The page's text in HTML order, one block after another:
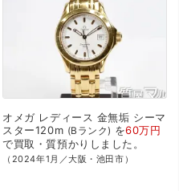
オメガ レディース 金無垢 シーマ
スター120m
Bランク を60万円
で買取・質預かり しました。
（2024年1月／大阪・池田市）